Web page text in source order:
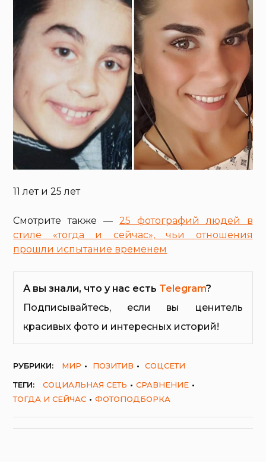
11 лет и 25 лет
Смотрите также — 25 фотографий людей в
стиле «тогда и сейчас», чьи отношения
прошли испытание временем
А вы знали, что у нас есть Telegram?
Подписывайтесь, если вы ценитель
красивых фото и интересных историй!
РУБРИКИ: МИР ПОЗИТИВ
СОЦСЕТИ
ТЕГИ:
СОЦИАЛЬНАЯ СЕТЬ
СРАВНЕНИЕ
ТОГДА И СЕЙЧАС
ФОТОПОДБОРКА